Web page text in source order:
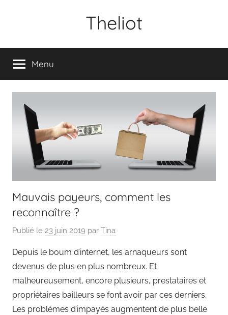
Theliot
Menu
Mauvais payeurs, comment les
reconnaître ?
Publié le 23 juin 2019 par Tina
Depuis le boum d’internet, les arnaqueurs sont
devenus de plus en plus nombreux. Et
malheureusement, encore plusieurs, prestataires et
propriétaires bailleurs se font avoir par ces derniers.
Les problèmes d’impayés augmentent de plus belle